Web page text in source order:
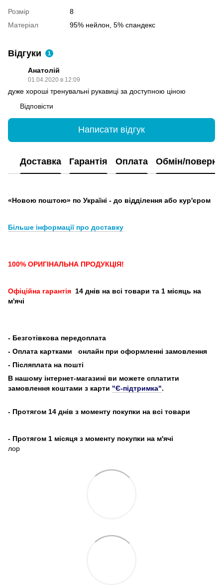
Розмір
8
Матеріал
95% нейлон, 5% спандекс
Відгуки 1
Анатолій
01.04.2020 в 12:09
дуже хороші тренувальні рукавиці за доступною ціною
Відповісти
Написати відгук
Доставка Гарантія Оплата Обмін/
«Новою поштою» по Україні - до відділення або кур'єром
Більше інформації про доставку
100% ОРИГІНАЛЬНА ПРОДУКЦІЯ!
Офіційна гарантія 14 днів на всі товари та 1 місяць на
м'ячі
- Безготівкова передоплата
- Оплата картками
онлайн при оформленні замовлення
- Післяплата на пошті
В нашому інтернет-магазині ви можете сплатити
замовлення коштами з карти "Є-підтримка".
- Протягом 14 днів з моменту покупки на всі товари
- Протягом 1 місяця з моменту покупки на м'ячі
лор